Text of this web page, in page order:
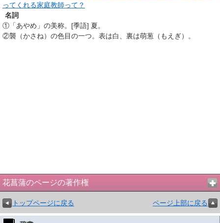
ってくれる家庭教師って？
名詞
① 「あやめ」の美称。[季語] 夏。
②襲（かさね）の色目の一つ。表は白、裏は萌葱（もえぎ）。
花菖蒲のページの著作権
トップページに戻る ページ上部に戻る